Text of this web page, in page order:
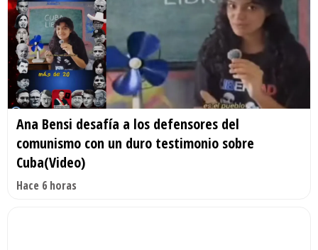
Ana Bensi desafía a los defensores del
comunismo con un duro testimonio sobre
Cuba(Video)
Hace 6 horas